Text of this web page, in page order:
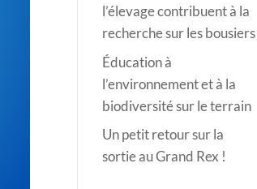
l’élevage contribuent à la
recherche sur les bousiers
Éducation à
l’environnement et à la
biodiversité sur le terrain
Un petit retour sur la
sortie au Grand Rex !